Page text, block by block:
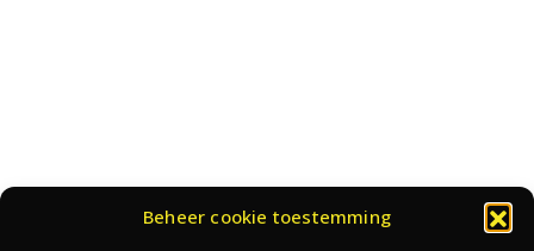
Beheer cookie toestemming